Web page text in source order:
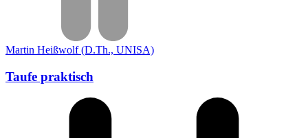
Martin Heißwolf (D.Th., UNISA)
Taufe praktisch